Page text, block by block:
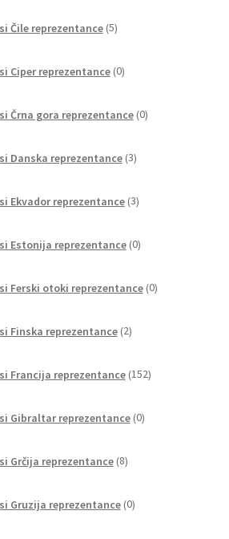
Čile reprezentance 5izdelkov
Ciper reprezentance 0izdelkov
Črna gora reprezentance 0izdelkov
Danska reprezentance 3izdelki
Ekvador reprezentance 3izdelki
Estonija reprezentance 0izdelkov
Ferski otoki reprezentance 0izdelkov
Finska reprezentance 2izdelka
Francija reprezentance 152izdelkov
Gibraltar reprezentance 0izdelkov
Grčija reprezentance 8izdelkov
Gruzija reprezentance 0izdelkov